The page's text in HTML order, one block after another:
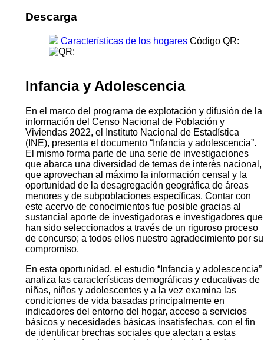
Descarga
Características de los hogares Código QR:
Infancia y Adolescencia
En el marco del programa de explotación y difusión de la
información del Censo Nacional de Población y
Viviendas 2022, el Instituto Nacional de Estadística
(INE), presenta el documento “Infancia y adolescencia”.
El mismo forma parte de una serie de investigaciones
que abarca una diversidad de temas de interés nacional,
que aprovechan al máximo la información censal y la
oportunidad de la desagregación geográfica de áreas
menores y de subpoblaciones específicas. Contar con
este acervo de conocimientos fue posible gracias al
sustancial aporte de investigadoras e investigadores que
han sido seleccionados a través de un riguroso proceso
de concurso; a todos ellos nuestro agradecimiento por su
compromiso.
En esta oportunidad, el estudio “Infancia y adolescencia”
analiza las características demográficas y educativas de
niñas, niños y adolescentes y a la vez examina las
condiciones de vida basadas principalmente en
indicadores del entorno del hogar, acceso a servicios
básicos y necesidades básicas insatisfechas, con el fin
de identificar brechas sociales que afectan a estas